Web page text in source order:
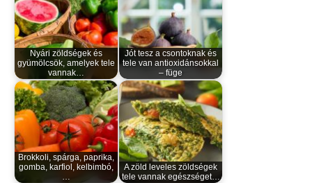
Nyári zöldségek és
gyümölcsök, amelyek tele
vannak…
Jót tesz a csontoknak és
tele van antioxidánsokkal
– füge
Brokkoli, spárga, paprika,
gomba, karfiol, kelbimbó,
…
A zöld leveles zöldségek
tele vannak egészséget…